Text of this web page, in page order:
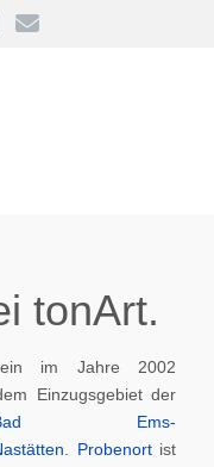
tonArt.
im Jahre 2002
Einzugsgebiet der
Ems-
Probenortist